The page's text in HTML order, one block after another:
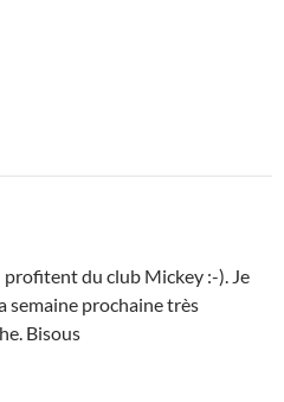
profitent du club Mickey :-). Je
semaine prochaine très
Bisous